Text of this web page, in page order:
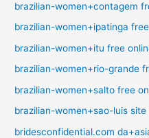
brazilian-women+contagem
brazilian-women+ipatinga
brazilian-women+itu free
brazilian-women+rio-grande
brazilian-women+salto free
brazilian-women+sao-luis site
bridesconfidential.com